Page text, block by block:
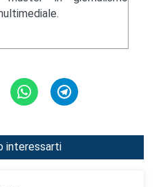
interessarti